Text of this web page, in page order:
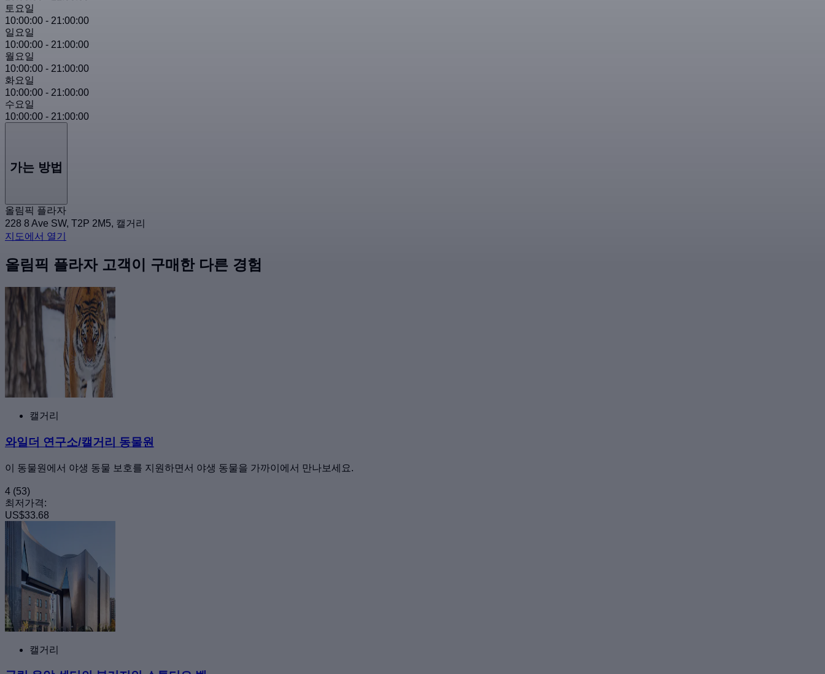
토요일
10:00:00 - 21:00:00
일요일
10:00:00 - 21:00:00
월요일
10:00:00 - 21:00:00
화요일
10:00:00 - 21:00:00
수요일
10:00:00 - 21:00:00
가는 방법
올림픽 플라자
228 8 Ave SW, T2P 2M5, 캘거리
지도에서 열기
올림픽 플라자 고객이 구매한 다른 경험
캘거리
와일더 연구소/캘거리 동물원
이 동물원에서 야생 동물 보호를 지원하면서 야생 동물을 가까이에서 만나보세요.
4 (53)
최저가격:
US$33.68
캘거리